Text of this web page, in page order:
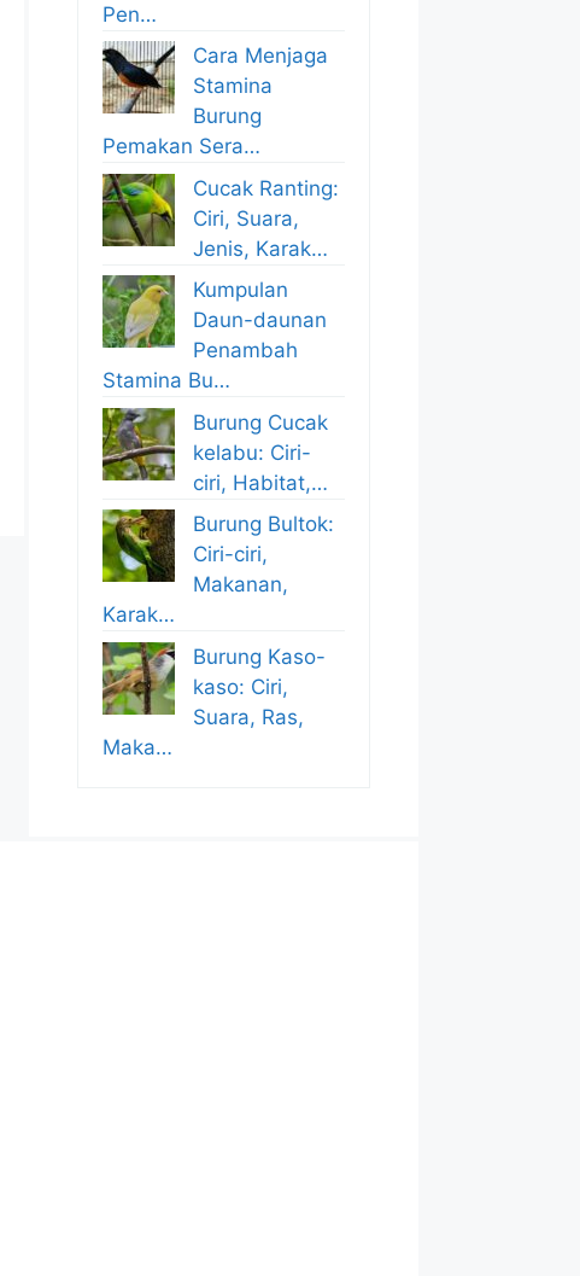
Pen…
Cara Menjaga
Stamina
Burung
Pemakan Sera…
Cucak Ranting:
Ciri, Suara,
Jenis, Karak…
Kumpulan
Daun-daunan
Penambah
Stamina Bu…
Burung Cucak
kelabu: Ciri-
ciri, Habitat,…
Burung Bultok:
Ciri-ciri,
Makanan,
Karak…
Burung Kaso-
kaso: Ciri,
Suara, Ras,
Maka…